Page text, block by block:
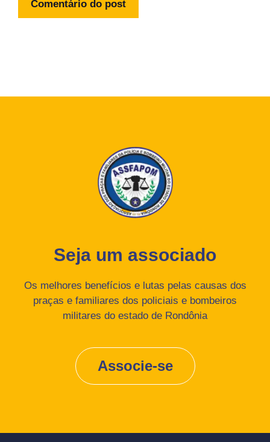
Seja um associado
Os melhores benefícios e lutas pelas causas dos
praças e familiares dos policiais e bombeiros
militares do estado de Rondônia
Associe-se